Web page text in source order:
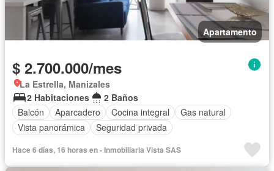
Apartamento
$ 2.700.000/mes
La Estrella, Manizales
2 Habitaciones
2 Baños
Balcón
Aparcadero Cocina integral
Gas natural
Vista panorámica
Seguridad privada
Hace 6 días, 16 horas en - Inmobiliaria Vista SAS